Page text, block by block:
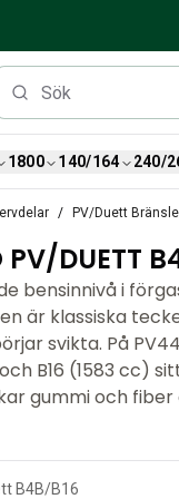
1800 140/164 240/
PV/Duett
PV/DUETT
bensinnivå i
är klassiska
svikta. På
B16 (1583 cc)
gummi och